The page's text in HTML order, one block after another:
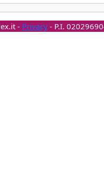
- Privacy- P.I.